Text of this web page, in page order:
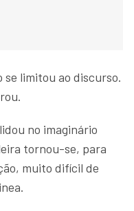
se limitou ao discurso.
no imaginário
tornou-se, para
muito difícil de